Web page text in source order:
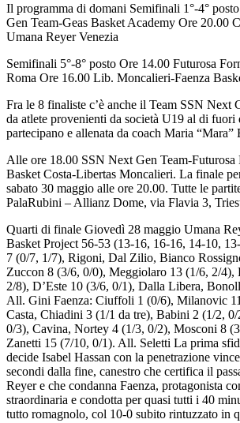
Il programma di domani Semifinali 1°-4°
Gen Team-Geas Basket Academy Ore 20.00
Umana Reyer Venezia
Semifinali 5°-8° posto Ore 14.00 Futurosa
Roma Ore 16.00 Lib. Moncalieri-Faenza
Fra le 8 finaliste c’è anche il Team SSN Next
da atlete provenienti da società U19 al di fuori
partecipano e allenata da coach Maria “Mara”
Alle ore 18.00 SSN Next Gen Team-Futurosa
Basket Costa-Libertas Moncalieri. La finale
sabato 30 maggio alle ore 20.00. Tutte le
PalaRubini – Allianz Dome, via Flavia 3,
Quarti di finale Giovedì 28 maggio Umana
Basket Project 56-53 (13-16, 16-16, 14-10,
7 (0/7, 1/7), Rigoni, Dal Zilio, Bianco
Zuccon 8 (3/6, 0/0), Meggiolaro 13 (1/6, 2/4),
2/8), D’Este 10 (3/6, 0/1), Dalla Libera,
All. Gini Faenza: Ciuffoli 1 (0/6), Milanovic
Casta, Chiadini 3 (1/1 da tre), Babini 2 (1/2,
0/3), Cavina, Nortey 4 (1/3, 0/2), Mosconi 8
Zanetti 15 (7/10, 0/1). All. Seletti La prima
decide Isabel Hassan con la penetrazione
secondi dalla fine, canestro che certifica il
Reyer e che condanna Faenza, protagonista
straordinaria e condotta per quasi tutti i 40
tutto romagnolo, col 10-0 subito rintuzzato in